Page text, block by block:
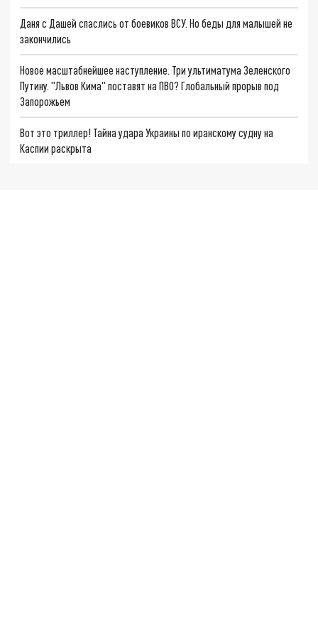
Даня с Дашей спаслись от боевиков ВСУ. Но беды для малышей не
закончились
Новое масштабнейшее наступление. Три ультиматума Зеленского
Путину. "Львов Кима" поставят на ПВО? Глобальный прорыв под
Запорожьем
Вот это триллер! Тайна удара Украины по иранскому судну на
Каспии раскрыта